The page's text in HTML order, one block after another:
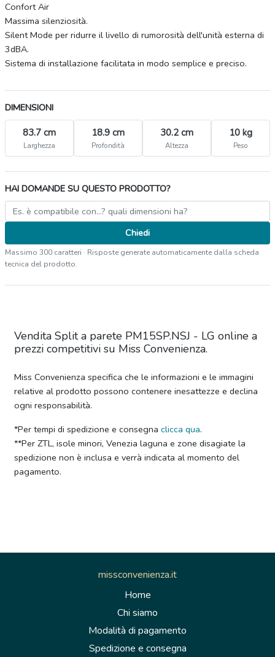
Confort Air
Massima silenziosità.
Silent Mode per ridurre il livello di rumorosità dell'unità esterna di
3dBA.
Sistema di installazione facilitata in modo semplice e preciso.
DIMENSIONI
83.7 cm
Larghezza
18.9 cm
Profondità
30.2 cm
Altezza
10 kg
Peso
HAI DOMANDE SU QUESTO PRODOTTO?
Chiedi
Massimo 300 caratteri · Risposte generate automaticamente dalla scheda
tecnica del prodotto.
Vendita Split a parete PM15SP.NSJ - LG online a
prezzi competitivi su Miss Convenienza.
Miss Convenienza specifica che le informazioni e le immagini
relative al prodotto possono contenere inesattezze e declina
ogni responsabilità.
*Per tempi di spedizione e consegna clicca qua.
**Per ZTL, isole minori, Venezia laguna e zone disagiate la
spedizione non è inclusa e verrà indicata al momento del
pagamento.
missconvenienza.it
Home
Chi siamo
Modalità di pagamento
Spedizione e consegna